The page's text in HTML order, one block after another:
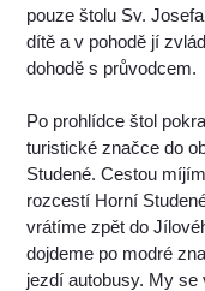
pouze štolu Sv.
dítě a v pohodě jí
dohodě s průvodcem.
Po prohlídce štol
turistické značce do
Studené. Cestou
rozcestí Horní
vrátíme zpět do
dojdeme po modré
jezdí autobusy. My